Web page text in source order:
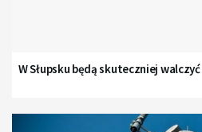
W Słupsku będą skuteczniej